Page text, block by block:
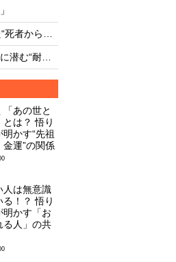
「あの世と
は？ 悟り
かす“先祖
金運”の関係
人は無意識
る！？ 悟り
明かす「お
る人」の共